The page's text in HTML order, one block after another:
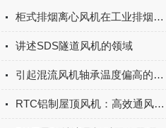
柜式排烟离心风机在工业排烟处理中的角色
讲述SDS隧道风机的领域
引起混流风机轴承温度偏高的原因有哪些
RTC铝制屋顶风机：高效通风的绿色之选